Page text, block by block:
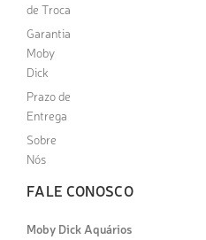
de Troca
Garantia
Moby
Dick
Prazo de
Entrega
Sobre
Nós
FALE CONOSCO
Moby Dick Aquários